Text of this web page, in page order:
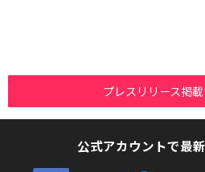
プレスリリース掲
公式アカウントで最